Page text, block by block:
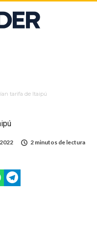
tarifa de Itaipú
2 minutos de lectura